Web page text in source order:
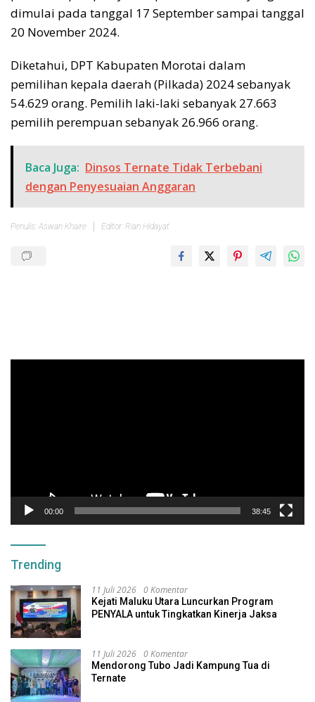
dimulai pada tanggal 17 September sampai tanggal
20 November 2024.
Diketahui, DPT Kabupaten Morotai dalam
pemilihan kepala daerah (Pilkada) 2024 sebanyak
54.629 orang. Pemilih laki-laki sebanyak 27.663
pemilih perempuan sebanyak 26.966 orang.
Baca Juga: Dinsos Ternate Tidak Terbebani
dengan Penyesuaian Anggaran
Penulis: Aswan Khaire Editor: Rian Hidayat
00:00 38:45
Trending
11 Juli 2026 0 Komentar
Kejati Maluku Utara Luncurkan Program
PENYALA untuk Tingkatkan Kinerja Jaksa
11 Juli 2026 0 Komentar
Mendorong Tubo Jadi Kampung Tua di
Ternate